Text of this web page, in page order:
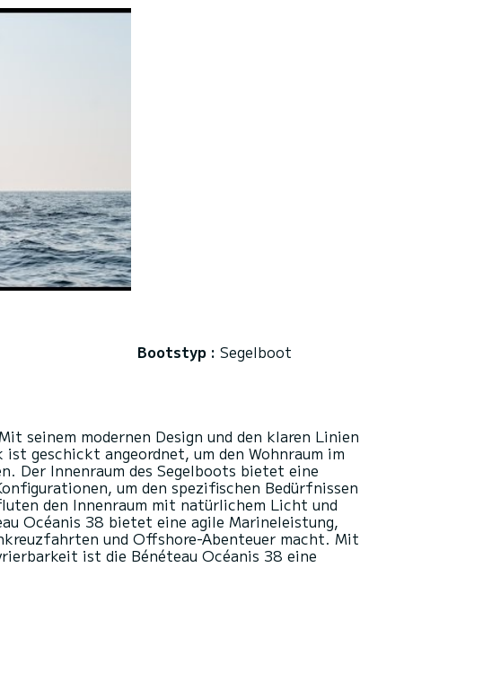
Bootstyp : Segelboot
seinem modernen Design und den klaren Linien
geschickt angeordnet, um den Wohnraum im
Der Innenraum des Segelboots bietet eine
um den spezifischen Bedürfnissen
den Innenraum mit natürlichem Licht und
Océanis 38 bietet eine agile Marineleistung,
und Offshore-Abenteuer macht. Mit
ist die Bénéteau Océanis 38 eine